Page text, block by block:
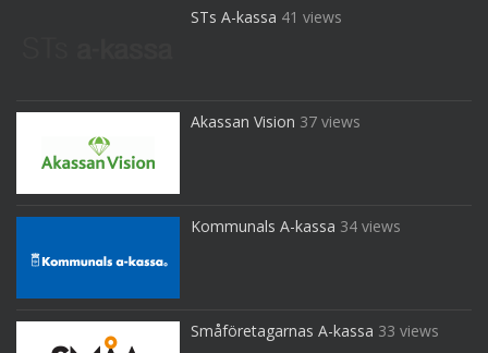
STs A-kassa 41 views
Akassan Vision 37 views
Kommunals A-kassa 34 views
Småföretagarnas A-kassa 33 views